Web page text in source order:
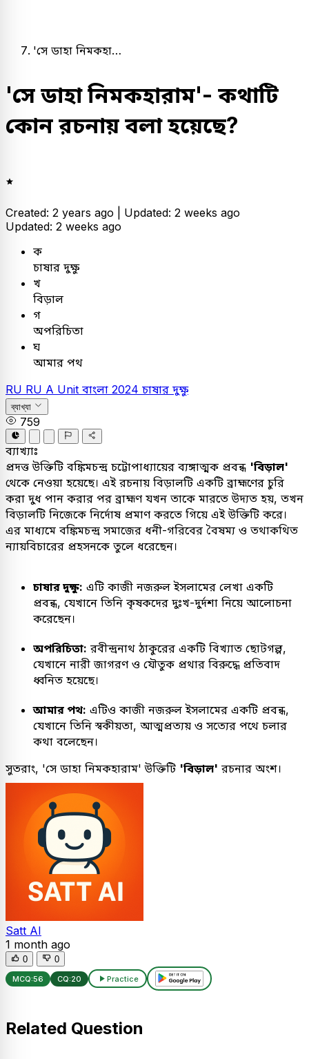
'সে ডাহা নিমকহা…
'সে ডাহা নিমকহারাম'- কথাটি
কোন রচনায় বলা হয়েছে?
Created: 2 years ago | Updated: 2 weeks ago
Updated: 2 weeks ago
ক
চাষার দুক্ষু
খ
বিড়াল
গ
অপরিচিতা
ঘ
আমার পথ
RU RU A Unit বাংলা 2024 চাষার দুক্ষু
ব্যাখ্যা
759
ব্যাখ্যাঃ
প্রদত্ত উক্তিটি বঙ্কিমচন্দ্র চট্টোপাধ্যায়ের ব্যঙ্গাত্মক প্রবন্ধ 'বিড়াল'
থেকে নেওয়া হয়েছে। এই রচনায় বিড়ালটি একটি ব্রাহ্মণের চুরি
করা দুধ পান করার পর ব্রাহ্মণ যখন তাকে মারতে উদ্যত হয়, তখন
বিড়ালটি নিজেকে নির্দোষ প্রমাণ করতে গিয়ে এই উক্তিটি করে।
এর মাধ্যমে বঙ্কিমচন্দ্র সমাজের ধনী-গরিবের বৈষম্য ও তথাকথিত
ন্যায়বিচারের প্রহসনকে তুলে ধরেছেন।
চাষার দুক্ষু: এটি কাজী নজরুল ইসলামের লেখা একটি
প্রবন্ধ, যেখানে তিনি কৃষকদের দুঃখ-দুর্দশা নিয়ে আলোচনা
করেছেন।
অপরিচিতা: রবীন্দ্রনাথ ঠাকুরের একটি বিখ্যাত ছোটগল্প,
যেখানে নারী জাগরণ ও যৌতুক প্রথার বিরুদ্ধে প্রতিবাদ
ধ্বনিত হয়েছে।
আমার পথ: এটিও কাজী নজরুল ইসলামের একটি প্রবন্ধ,
যেখানে তিনি স্বকীয়তা, আত্মপ্রত্যয় ও সত্যের পথে চলার
কথা বলেছেন।
সুতরাং, 'সে ডাহা নিমকহারাম' উক্তিটি 'বিড়াল' রচনার অংশ।
Satt AI
1 month ago
0 0
MCQ:56 CQ:20 Practice
Related Question